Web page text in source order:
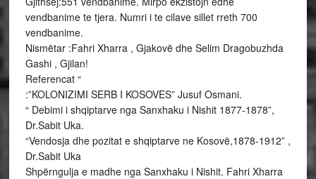
vendbanime te tjera. Numri i te cilave sillet rreth 700
vendbanime.
Nismëtar :Fahri Xharra , Gjakovë dhe Selim Dragobuzhda
Gashi , Gjilan!
Referencat “
:”KOLONIZIMI SERB I KOSOVES” Jusuf Osmani.
“ Debimi i shqiptarve nga Sanxhaku i Nishit 1877-1878”,
Dr.Sabit Uka.
“Vendosja dhe pozitat e shqiptarve ne Kosovë,1878-1912” ,
Dr.Sabit Uka
Shpërngulja e madhe nga Sanxhaku i Nishit. Fahri Xharra